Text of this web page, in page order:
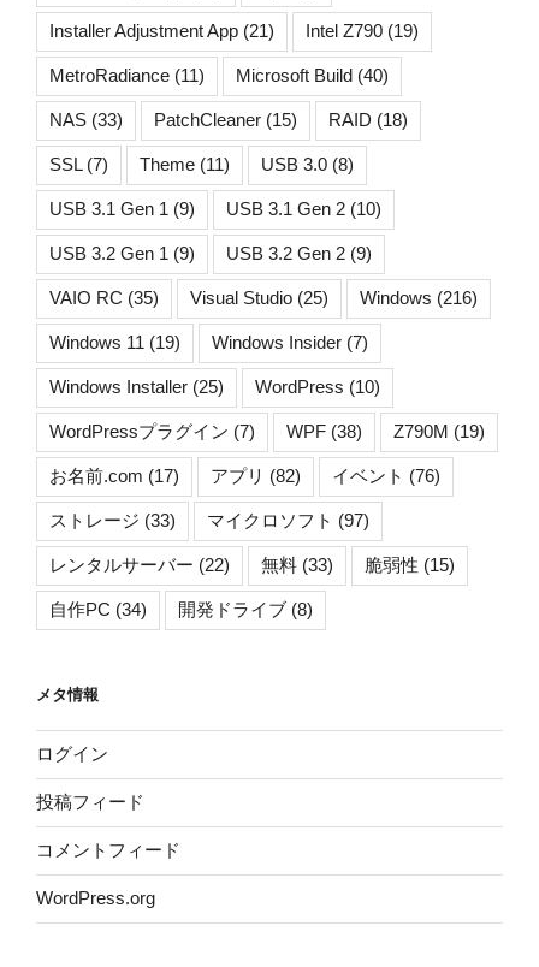
Installer Adjustment App (21) Intel Z790 (19)
MetroRadiance (11) Microsoft Build (40)
NAS (33) PatchCleaner (15) RAID (18)
SSL(7) Theme (11) USB 3.0 (8)
USB 3.1 Gen 1 (9) USB 3.1 Gen 2 (10)
USB 3.2 Gen 1 (9) USB 3.2 Gen 2 (9)
VAIO RC (35) Visual Studio (25) Windows (216)
Windows 11 (19) Windows Insider (7)
Windows Installer (25) WordPress (10)
WordPressプラグイン (7) WPF (38) Z790M (19)
お名前.com (17) アプリ (82) イベント (76)
ストレージ (33) マイクロソフト (97)
レンタルサーバー (22) 無料 (33) 脆弱性 (15)
自作PC (34) 開発ドライブ (8)
メタ情報
ログイン
投稿フィード
コメントフィード
WordPress.org